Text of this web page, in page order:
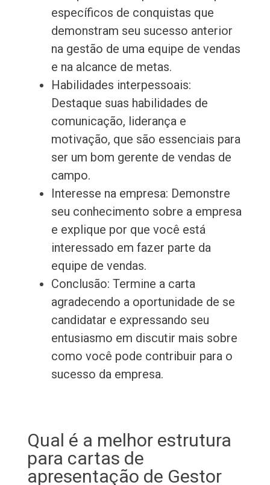
específicos de conquistas que
demonstram seu sucesso anterior
na gestão de uma equipe de vendas
e na alcance de metas.
Habilidades interpessoais:
Destaque suas habilidades de
comunicação, liderança e
motivação, que são essenciais para
ser um bom gerente de vendas de
campo.
Interesse na empresa: Demonstre
seu conhecimento sobre a empresa
e explique por que você está
interessado em fazer parte da
equipe de vendas.
Conclusão: Termine a carta
agradecendo a oportunidade de se
candidatar e expressando seu
entusiasmo em discutir mais sobre
como você pode contribuir para o
sucesso da empresa.
Qual é a melhor estrutura
para cartas de
apresentação de Gestor